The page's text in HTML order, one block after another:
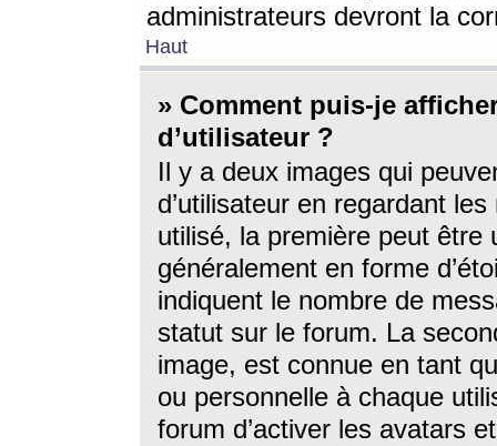
administrateurs devront la
Haut
» Comment puis-je
d’utilisateur ?
Il y a deux images qui
d’utilisateur en regardant
utilisé, la première peut être
généralement en forme
indiquent le nombre de
statut sur le forum. La
image, est connue en tant
ou personnelle à chaque
forum d’activer les avatars